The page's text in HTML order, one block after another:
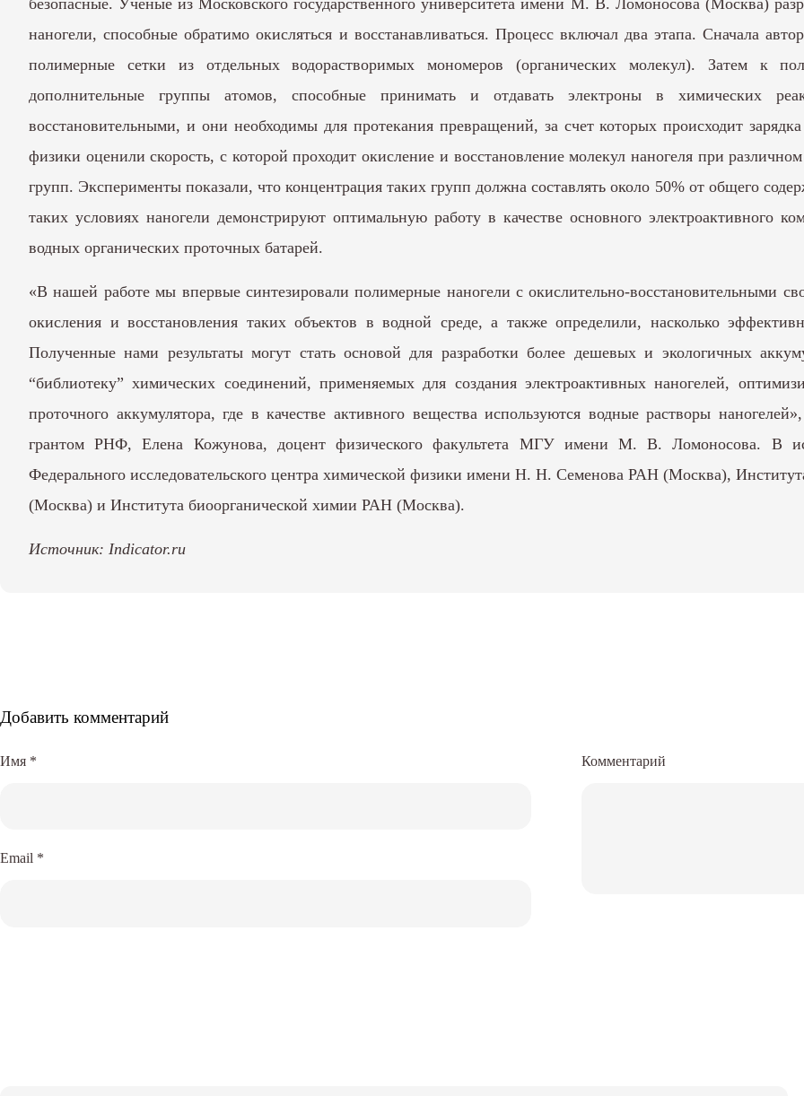
наногели, способные обратимо окисляться и восстанавливаться. Процесс включал два этапа. Сначала
полимерные сетки из отдельных водорастворимых мономеров (органических молекул). Затем к
дополнительные группы атомов, способные принимать и отдавать электроны в химических
восстановительными, и они необходимы для протекания превращений, за счет которых происходит
физики оценили скорость, с которой проходит окисление и восстановление молекул наногеля при
групп. Эксперименты показали, что концентрация таких групп должна составлять около 50% от общего
таких условиях наногели демонстрируют оптимальную работу в качестве основного электроактивного
водных органических проточных батарей.
«В нашей работе мы впервые синтезировали полимерные наногели с окислительно-восстановительными
окисления и восстановления таких объектов в водной среде, а также определили, насколько
Полученные нами результаты могут стать основой для разработки более дешевых и экологичных
“библиотеку” химических соединений, применяемых для создания электроактивных наногелей,
проточного аккумулятора, где в качестве активного вещества используются водные растворы
грантом РНФ, Елена Кожунова, доцент физического факультета МГУ имени М. В. Ломоносова. В
Федерального исследовательского центра химической физики имени Н. Н. Семенова РАН (Москва),
(Москва) и Института биоорганической химии РАН (Москва).
Источник: Indicator.ru
Добавить комментарий
Комментарий
Имя *
Email *